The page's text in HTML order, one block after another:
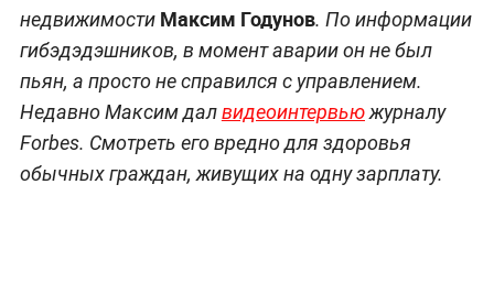
недвижимости Максим Годунов. По информации
гибэдэдэшников, в момент аварии он не был
пьян, а просто не справился с управлением.
Недавно Максим далвидеоинтервьюжурналу
Forbes. Смотреть его вредно для здоровья
обычных граждан, живущих на одну зарплату.